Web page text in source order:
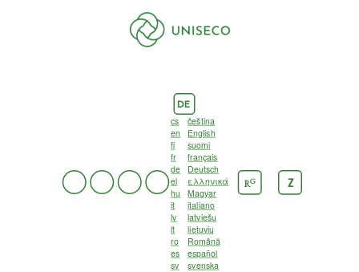
DE
cs
čeština
en
English
fi
suomi
fr
français
de
Deutsch
el
ελληνικά
hu
Magyar
it
italiano
lv
latviešu
lt
lietuvių
ro
Română
es
español
sv
svenska
RG Z